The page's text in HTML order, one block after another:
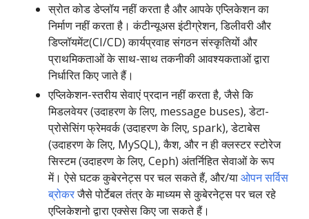
स्रोत कोड डेप्लॉय नहीं करता है और आपके एप्लिकेशन का
निर्माण नहीं करता है। कंटीन्यूअस इंटीग्रेशन, डिलीवरी और
डिप्लॉयमेंट(CI/CD) कार्यप्रवाह संगठन संस्कृतियों और
प्राथमिकताओं के साथ-साथ तकनीकी आवश्यकताओं द्वारा
निर्धारित किए जाते हैं।
एप्लिकेशन-स्तरीय सेवाएं प्रदान नहीं करता है, जैसे कि
मिडलवेयर (उदाहरण के लिए, message buses), डेटा-
प्रोसेसिंग फ्रेमवर्क (उदाहरण के लिए, spark), डेटाबेस
(उदाहरण के लिए, MySQL), कैश, और न ही क्लस्टर स्टोरेज
सिस्टम (उदाहरण के लिए, Ceph) अंतर्निहित सेवाओं के रूप
में। ऐसे घटक कुबेरनेट्स पर चल सकते हैं, और/याओपन सर्विस
ब्रोकरजैसे पोर्टेबल तंत्र के माध्यम से कुबेरनेट्स पर चल रहे
एप्लिकेशनो द्वारा एक्सेस किए जा सकते हैं।